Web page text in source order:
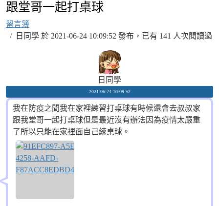
跟堂哥一起打桌球
留言簿
日同學 於 2021-06-24 10:09:52 發布，已有 141 人次閱讀過
日同學
2021-06-24 10:09:52
我在防疫之間我在家裡練習打桌球有時候還會去叔叔家
跟我堂哥一起打桌球但是最近沒有辦法因為疫情太嚴重
了所以只能在家裡面自己練桌球。